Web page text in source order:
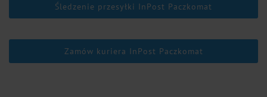
Śledzenie przesyłki InPost Paczkomat
Zamów kuriera InPost Paczkomat